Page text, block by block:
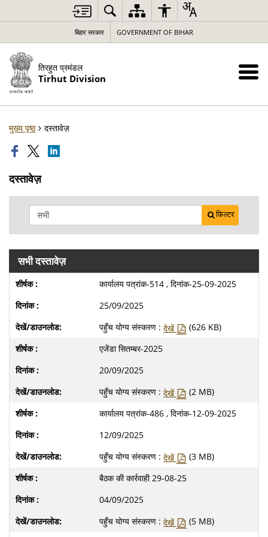
बिहार सरकार GOVERNMENT OF BIHAR
तिरहुत प्रमंडल
Tirhut Division
मुख्य पृष्ठ दस्तावेज़
दस्तावेज़
फ़िल्टर
सभी दस्तावेज़
कार्यालय पत्रांक-514 , दिनांक-25-09-2025
25/09/2025
पहुँच योग्य संस्करण : देखें
(626 KB)
एजेंडा सितम्बर-2025
20/09/2025
पहुँच योग्य संस्करण : देखें
(2 MB)
कार्यालय पत्रांक-486 , दिनांक-12-09-2025
12/09/2025
पहुँच योग्य संस्करण : देखें
(3 MB)
बैठक की कार्रवाही 29-08-25
04/09/2025
पहुँच योग्य संस्करण : देखें (5 MB)